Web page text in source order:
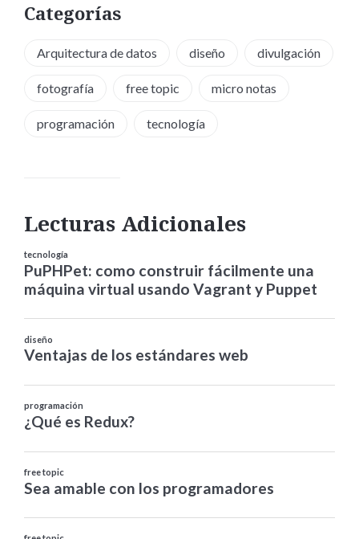
Categorías
Arquitectura de datos diseño divulgación
fotografía free topic micro notas
programación tecnología
Lecturas Adicionales